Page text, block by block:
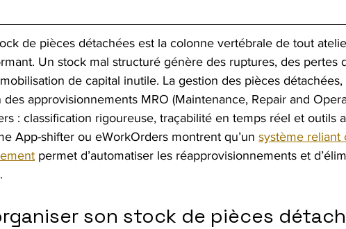
de pièces détachées est la colonne vertébrale de tout
Un stock mal structuré génère des ruptures, des pertes
de capital inutile. La gestion des pièces
approvisionnements MRO (Maintenance, Repair and
: classification rigoureuse, traçabilité en temps réel et outils
App-shifter ou eWorkOrders montrent qu’un système reliant
permet d’automatiser les réapprovisionnements et
son stock de pièces